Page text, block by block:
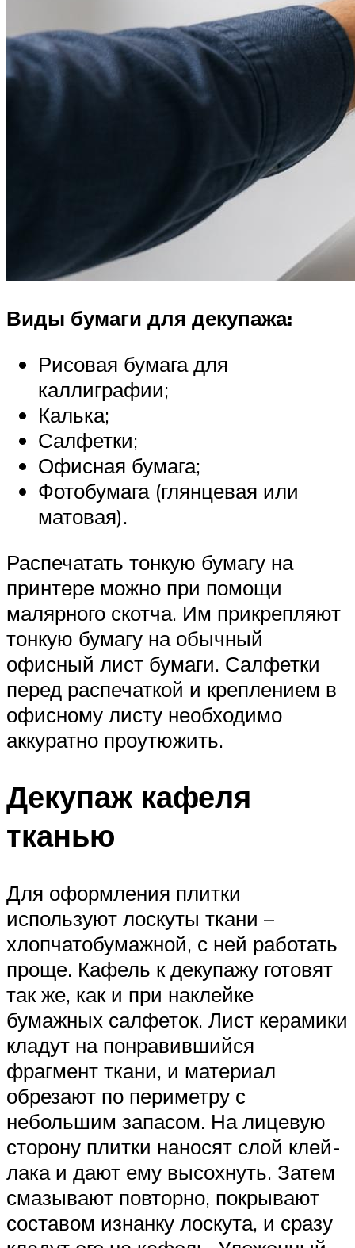
Виды бумаги для декупажа:
Рисовая бумага для
каллиграфии;
Калька;
Салфетки;
Офисная бумага;
Фотобумага (глянцевая или
матовая).
Распечатать тонкую бумагу на
принтере можно при помощи
малярного скотча. Им прикрепляют
тонкую бумагу на обычный
офисный лист бумаги. Салфетки
перед распечаткой и креплением в
офисному листу необходимо
аккуратно проутюжить.
Декупаж кафеля
тканью
Для оформления плитки
используют лоскуты ткани –
хлопчатобумажной, с ней работать
проще. Кафель к декупажу готовят
так же, как и при наклейке
бумажных салфеток. Лист керамики
кладут на понравившийся
фрагмент ткани, и материал
обрезают по периметру с
небольшим запасом. На лицевую
сторону плитки наносят слой клей-
лака и дают ему высохнуть. Затем
смазывают повторно, покрывают
составом изнанку лоскута, и сразу